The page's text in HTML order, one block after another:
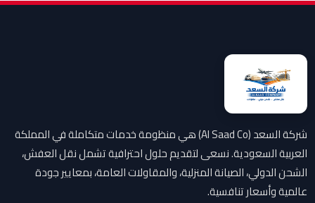
شركة السعد (Al Saad Co) هي منظومة خدمات متكاملة في المملكة
العربية السعودية. نسعى لتقديم حلول احترافية تشمل نقل العفش،
الشحن الدولي، الصيانة المنزلية، والمقاولات العامة، بمعايير جودة
عالمية وأسعار تنافسية.